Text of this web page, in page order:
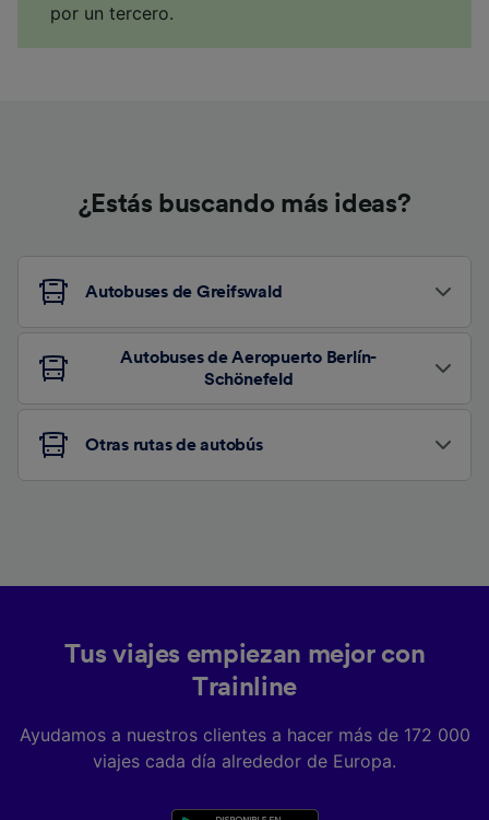
por un tercero.
¿Estás buscando más ideas?
Autobuses de Greifswald
Autobuses de Aeropuerto Berlín-
Schönefeld
Otras rutas de autobús
Tus viajes empiezan mejor con
Trainline
Ayudamos a nuestros clientes a hacer más de 172 000
viajes cada día alrededor de Europa.